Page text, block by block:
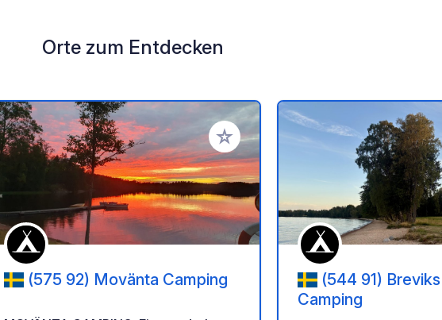
Orte zum Entdecken
hinzufügen Zu Ihren Favoriten hinzufügen
(575 92) Movänta Camping
(544 91)
Camping